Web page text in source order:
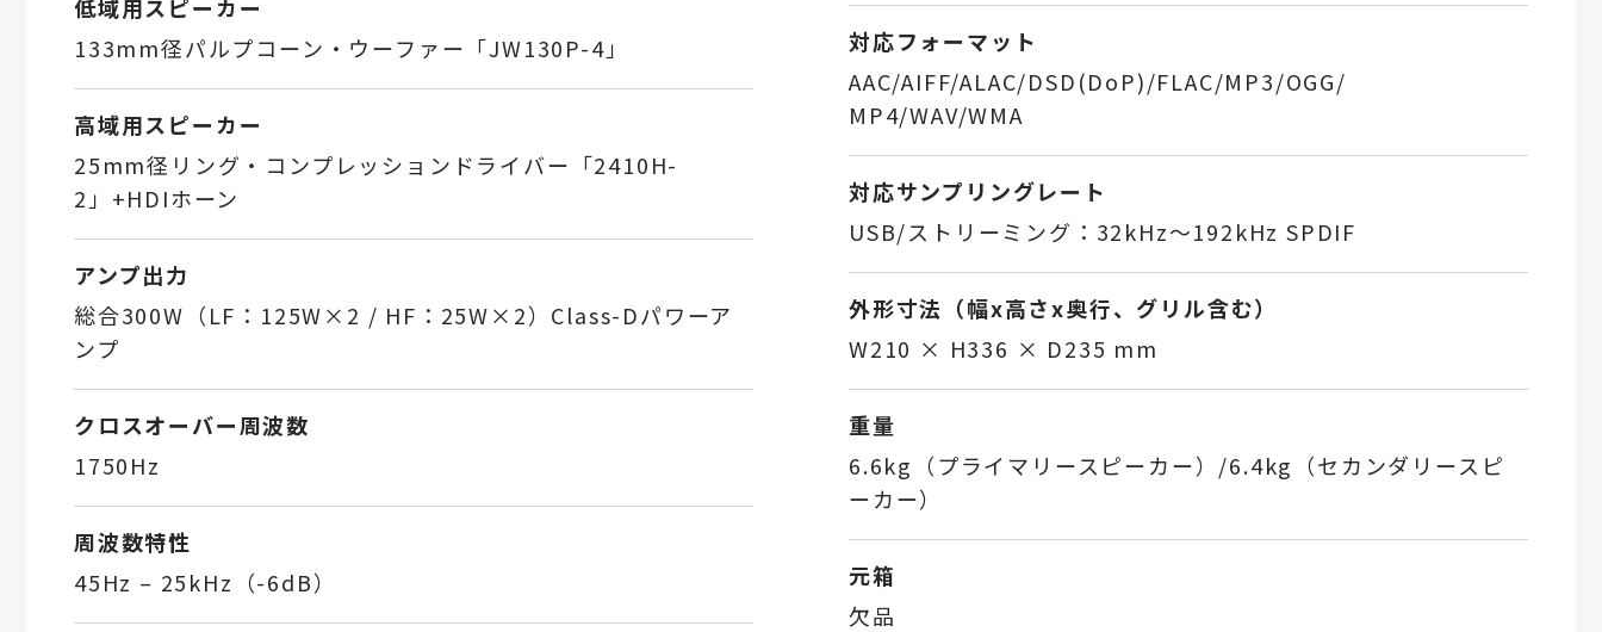
低域用スピーカー
133mm径パルプコーン・ウーファー「JW130P-4」
高域用スピーカー
25mm径リング・コンプレッションドライバー「2410H-
2」+HDIホーン
アンプ出力
総合300W（LF：125W×2 / HF：25W×2）Class-Dパワーア
ンプ
クロスオーバー周波数
1750Hz
周波数特性
45Hz – 25kHz（-6dB）
対応フォーマット
AAC/AIFF/ALAC/DSD(DoP)/FLAC/MP3/OGG/
MP4/WAV/WMA
対応サンプリングレート
USB/ストリーミング：32kHz～192kHz SPDIF
外形寸法（幅x高さx奥行、グリル含む）
W210 × H336 × D235 mm
重量
6.6kg（プライマリースピーカー）/6.4kg（セカンダリースピ
ーカー）
元箱
欠品